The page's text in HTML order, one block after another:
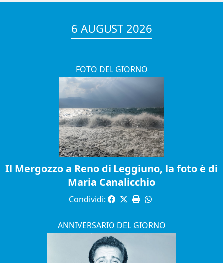
6 AUGUST 2026
FOTO DEL GIORNO
Il Mergozzo a Reno di Leggiuno, la foto è di
Maria Canalicchio
Condividi:
ANNIVERSARIO DEL GIORNO